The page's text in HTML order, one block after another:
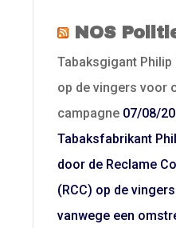
NOS
Tabaksgigant
op de vingers voor
campagne 07/08/
Tabaksfabrikant
door de Reclame
(RCC) op de
vanwege een